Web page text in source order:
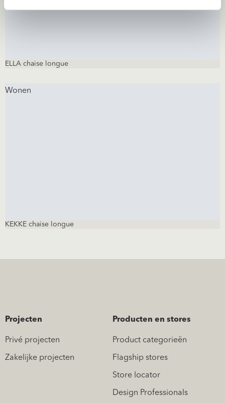
ELLA chaise longue
Wonen
KEKKE chaise longue
Projecten
Privé projecten
Zakelijke projecten
Producten en stores
Product categorieën
Flagship stores
Store locator
Design Professionals